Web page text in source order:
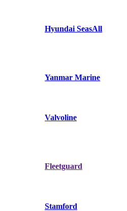
Hyundai SeasAll
Yanmar Marine
Valvoline
Fleetguard
Stamford